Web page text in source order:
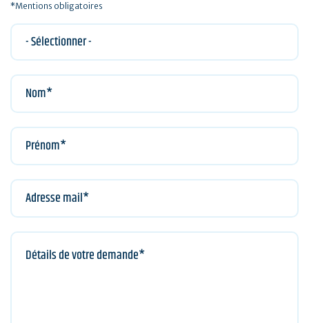
*Mentions obligatoires